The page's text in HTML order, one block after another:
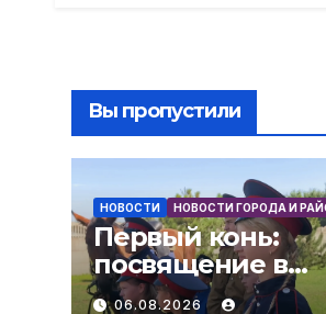
Вы пропустили
НОВОСТИ НОВОСТИ ГОРОДА И
Первый конь:
посвящение в
казаки! В
06.08.2026